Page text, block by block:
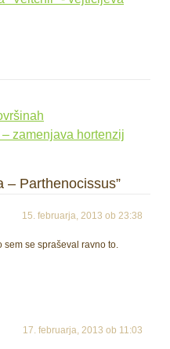
zamenjava hortenzij
– Parthenocissus”
15. februarja, 2013 ob 23:38
se spraševal ravno to.
17. februarja, 2013 ob 11:03